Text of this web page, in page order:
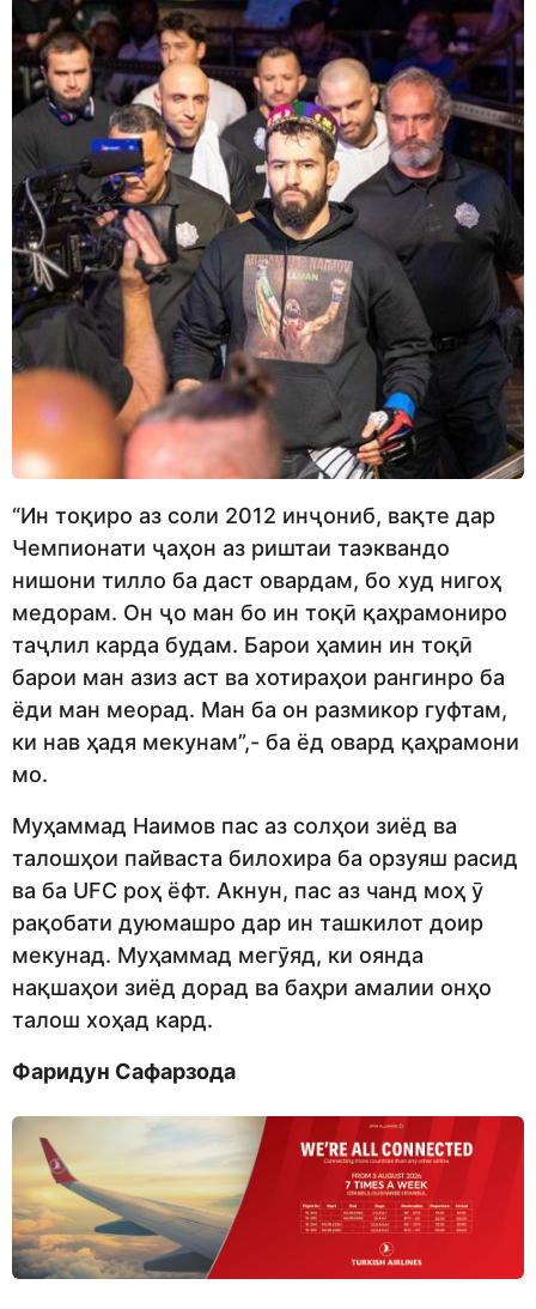
“Ин тоқиро аз соли 2012 инҷониб, вақте дар
Чемпионати ҷаҳон аз риштаи таэквандо
нишони тилло ба даст овардам, бо худ нигоҳ
медорам. Он ҷо ман бо ин тоқӣ қаҳрамониро
таҷлил карда будам. Барои ҳамин ин тоқӣ
барои ман азиз аст ва хотираҳои рангинро ба
ёди ман меорад. Ман ба он размикор гуфтам,
ки нав ҳадя мекунам”,- ба ёд овард қаҳрамони
мо.
Муҳаммад Наимов пас аз солҳои зиёд ва
талошҳои пайваста билохира ба орзуяш расид
ва ба UFC роҳ ёфт. Акнун, пас аз чанд моҳ ӯ
рақобати дуюмашро дар ин ташкилот доир
мекунад. Муҳаммад мегӯяд, ки оянда
нақшаҳои зиёд дорад ва баҳри амалии онҳо
талош хоҳад кард.
Фаридун Сафарзода